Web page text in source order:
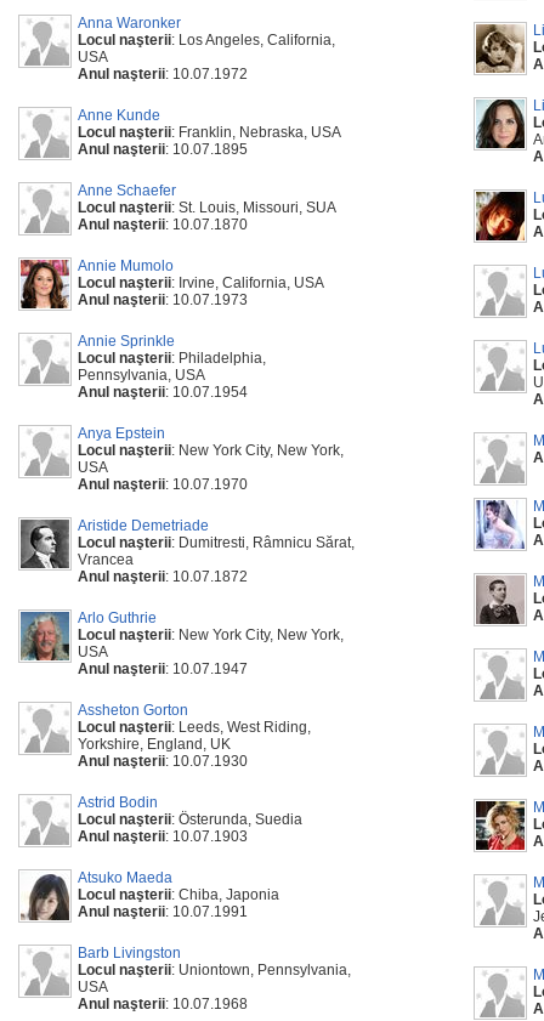
Anna Waronker
Locul naşterii: Los Angeles, California,
USA
Anul naşterii: 10.07.1972
Anne Kunde
Locul naşterii: Franklin, Nebraska, USA
Anul naşterii: 10.07.1895
Anne Schaefer
Locul naşterii: St. Louis, Missouri, SUA
Anul naşterii: 10.07.1870
Annie Mumolo
Locul naşterii: Irvine, California, USA
Anul naşterii: 10.07.1973
Annie Sprinkle
Locul naşterii: Philadelphia,
Pennsylvania, USA
Anul naşterii: 10.07.1954
Anya Epstein
Locul naşterii: New York City, New York,
USA
Anul naşterii: 10.07.1970
Aristide Demetriade
Locul naşterii: Dumitresti, Râmnicu Sărat,
Vrancea
Anul naşterii: 10.07.1872
Arlo Guthrie
Locul naşterii: New York City, New York,
USA
Anul naşterii: 10.07.1947
Assheton Gorton
Locul naşterii: Leeds, West Riding,
Yorkshire, England, UK
Anul naşterii: 10.07.1930
Astrid Bodin
Locul naşterii: Österunda, Suedia
Anul naşterii: 10.07.1903
Atsuko Maeda
Locul naşterii: Chiba, Japonia
Anul naşterii: 10.07.1991
Barb Livingston
Locul naşterii: Uniontown, Pennsylvania,
USA
Anul naşterii: 10.07.1968